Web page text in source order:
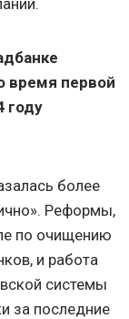
время первой
году
более
Реформы,
по очищению
и работа
системы
за последние